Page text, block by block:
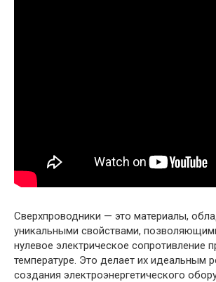
Сверхпроводники — это материалы,
уникальными свойствами,
нулевое электрическое сопротивление
температуре. Это делает их идеальным
создания электроэнергетического